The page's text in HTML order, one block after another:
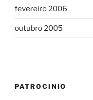
fevereiro 2006
outubro 2005
PATROCINIO